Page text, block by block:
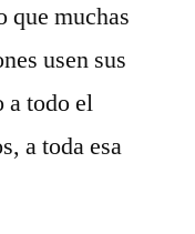
que muchas
usen sus
a todo el
a toda esa